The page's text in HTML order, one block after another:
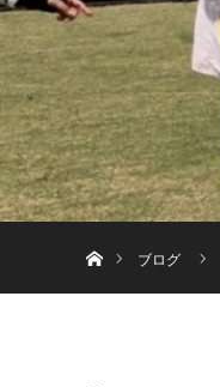
ブログ